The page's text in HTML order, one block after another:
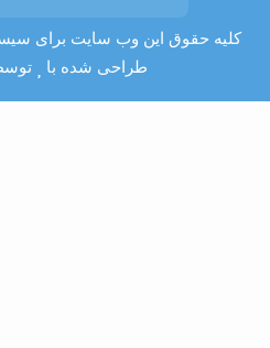
کلیه حقوق این وب سایت برای
طراحی شده با